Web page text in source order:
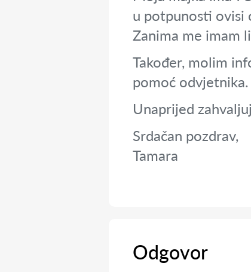
u potpunosti ovisi
Zanima me imam
Također, molim
pomoć odvjetnika.
Unaprijed
Srdačan pozdrav,
Tamara
Odgovor